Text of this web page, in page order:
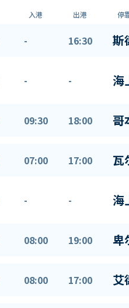
入港 出港 停
- 16:30 斯
- - 海
09:30 18:00 哥
07:00 17:00 瓦
- - 海
08:00 19:00 卑
08:00 17:00 艾